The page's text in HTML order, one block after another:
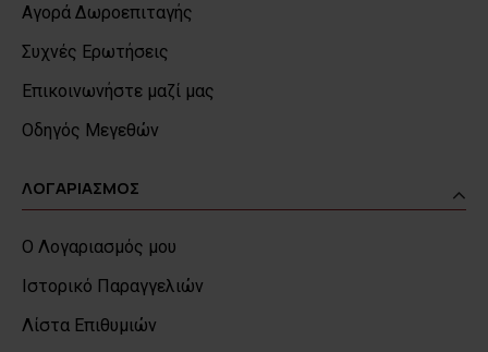
Αγορά Δωροεπιταγής
Συχνές Ερωτήσεις
Επικοινωνήστε μαζί μας
Οδηγός Μεγεθών
ΛΟΓΑΡΙΑΣΜΟΣ
Ο Λογαριασμός μου
Ιστορικό Παραγγελιών
Λίστα Επιθυμιών